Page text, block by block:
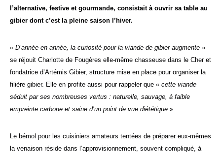
l’alternative, festive et gourmande, consistait à ouvrir sa table au
gibier dont c’est la pleine saison l’hiver.
« D’année en année, la curiosité pour la viande de gibier augmente »
se réjouit Charlotte de Fougères elle-même chasseuse dans le Cher et
fondatrice d’Artémis Gibier, structure mise en place pour organiser la
filière gibier. Elle en profite aussi pour rappeler que « cette viande
séduit par ses nombreuses vertus : naturelle, sauvage, à faible
empreinte carbone et saine d’un point de vue diététique ».
Le bémol pour les cuisiniers amateurs tentées de préparer eux-mêmes
la venaison réside dans l’approvisionnement, souvent compliqué, à